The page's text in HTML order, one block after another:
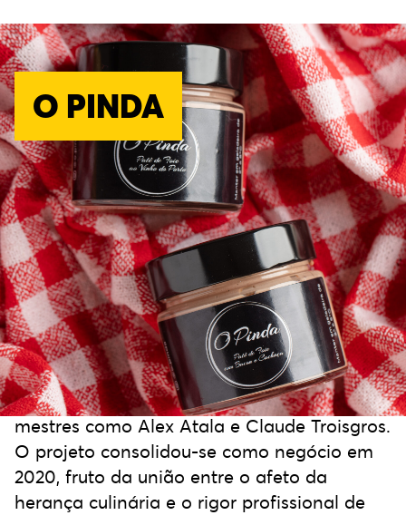
O PINDA
O O.Pinda é um patê artesanal que
harmoniza tradição familiar e alta
gastronomia, tendo sido desenvolvido pelo
Chef Pinda a partir de uma receita de sua
avó e aperfeiçoado com técnicas
contemporâneas adquiridas ao lado de
mestres como Alex Atala e Claude Troisgros.
O projeto consolidou-se como negócio em
2020, fruto da união entre o afeto da
herança culinária e o rigor profissional de